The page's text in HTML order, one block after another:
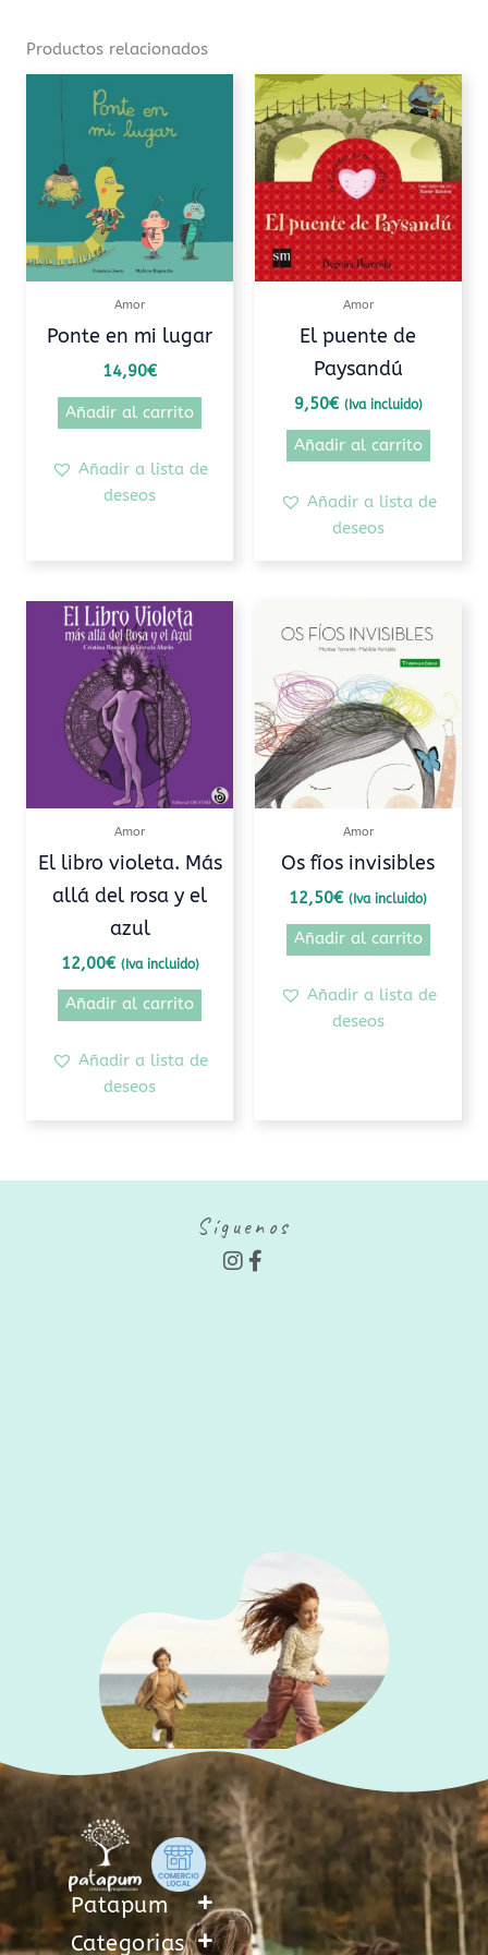
Productos relacionados
Amor
Ponte en mi lugar
14,90€
Añadir al carrito
Añadir a lista de
deseos
Amor
El puente de
Paysandú
9,50€ (Iva incluido)
Añadir al carrito
Añadir a lista de
deseos
Amor
El libro violeta. Más
allá del rosa y el
azul
12,00€ (Iva incluido)
Añadir al carrito
Añadir a lista de
deseos
Amor
Os fíos invisibles
12,50€ (Iva incluido)
Añadir al carrito
Añadir a lista de
deseos
Síguenos
I
n
F
a
Patapum
Categorias